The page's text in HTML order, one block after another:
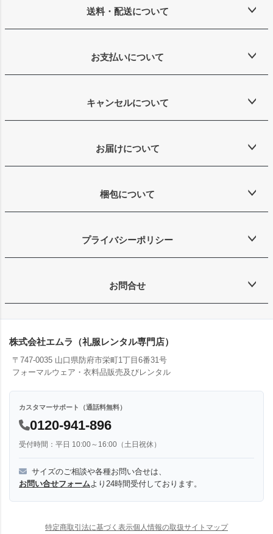
送料・配送について
お支払いについて
キャンセルについて
お届けについて
梱包について
プライバシーポリシー
お問合せ
株式会社エムラ（礼服レンタル専門店）
〒747-0035 山口県防府市栄町1丁目6番31号
フォーマルウェア・衣料品販売及びレンタル
カスタマーサポート（通話料無料）
0120-941-896
受付時間：平日 10:00～16:00（土日祝休）
サイズのご相談や各種お問い合せは、
お問い合せフォームより24時間受付しております。
特定商取引法に基づく表示個人情報の取扱サイトマップ